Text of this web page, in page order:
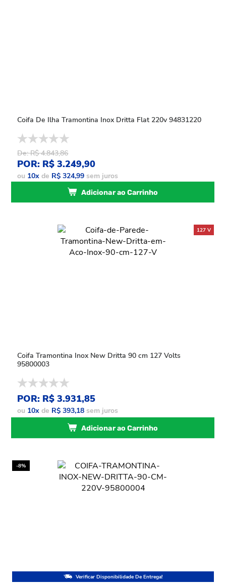
Coifa De Ilha Tramontina Inox Dritta Flat 220v 94831220
De: R$ 4.843,86
POR: R$ 3.249,90
ou 10x de R$ 324,99 sem juros
Adicionar ao Carrinho
Coifa Tramontina Inox New Dritta 90 cm 127 Volts
95800003
POR: R$ 3.931,85
ou 10x de R$ 393,18 sem juros
Adicionar ao Carrinho
-8%